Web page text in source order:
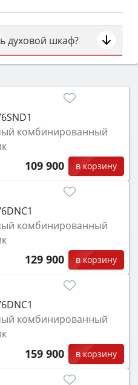
духовой шкаф?
типом (газовый или
50–70 л для семьи,
самоочистка,
комбинированный
109 900 в корзину
комбинированный
129 900 в корзину
комбинированный
159 900 в корзину